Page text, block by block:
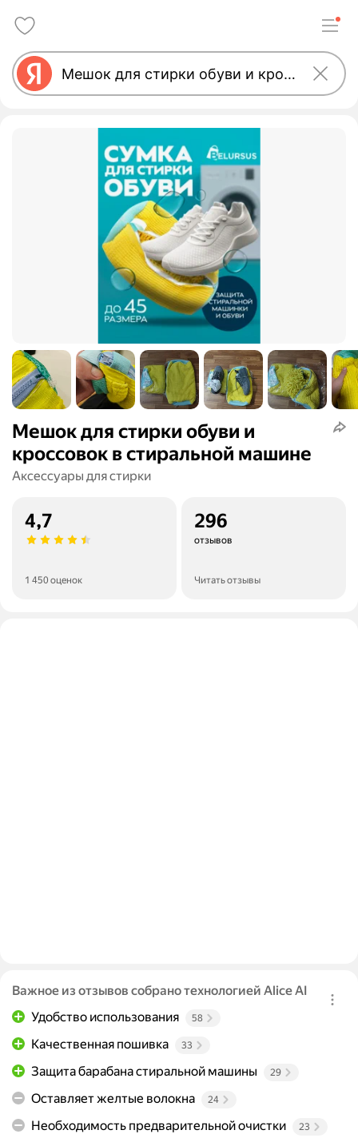
Мешок для стирки обуви и
кроссовок в стиральной машине
Аксессуары для стирки
4,7
1 450 оценок
296
отзывов
Читать отзывы
Важное из отзывов собрано технологией Alice AI
Удобство использования
58
Качественная пошивка 33
Защита барабана стиральной машины 29
Оставляет желтые волокна 24
Необходимость предварительной очистки 23